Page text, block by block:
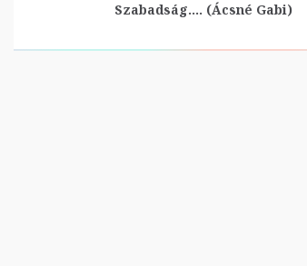
Szabadság…. (Ácsné Gabi)